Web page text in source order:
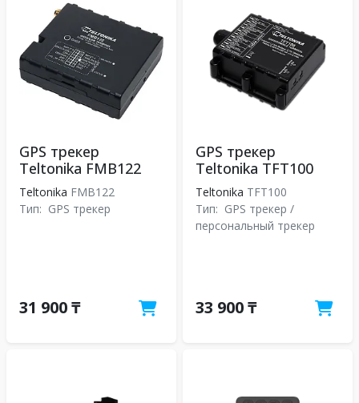
GPS трекер
Teltonika FMB122
Teltonika FMB122
Тип: GPS трекер
31 900 ₸
GPS трекер
Teltonika TFT100
Teltonika TFT100
Тип: GPS трекер /
персональный трекер
33 900 ₸